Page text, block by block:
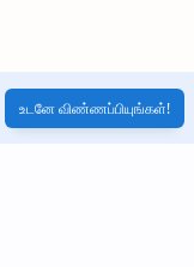
உடனே விண்ணப்பியுங்கள்!